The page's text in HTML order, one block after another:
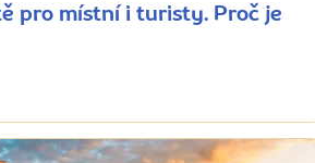
pro místní i turisty. Proč je